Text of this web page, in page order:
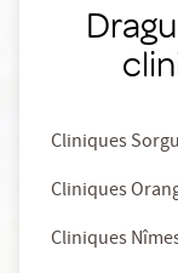
Cliniques
Cliniques
Cliniques